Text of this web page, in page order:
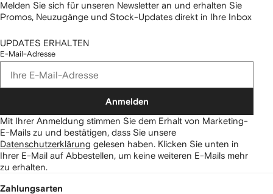
Melden Sie sich für unseren Newsletter an und erhalten Sie
Promos, Neuzugänge und Stock-Updates direkt in Ihre Inbox
UPDATES ERHALTEN
E-Mail-Adresse
Anmelden
Mit Ihrer Anmeldung stimmen Sie dem Erhalt von Marketing-
E-Mails zu und bestätigen, dass Sie unsere
Datenschutzerklärung gelesen haben. Klicken Sie unten in
Ihrer E-Mail auf Abbestellen, um keine weiteren E-Mails mehr
zu erhalten.
Zahlungsarten